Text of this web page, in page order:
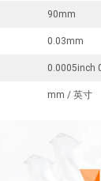
90mm
0.03mm
0.0005inch
mm / 英寸